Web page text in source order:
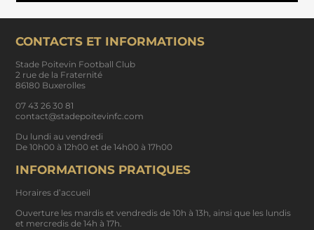
CONTACTS ET INFORMATIONS
Stade Poitevin Football Club
2 rue de la Fraternité
86180 Buxerolles
07 43 26 30 81
contact@stadepoitevinfc.com
Du lundi au vendredi
De 10h00 à 12h00 et de 14h00 à 17h00
INFORMATIONS PRATIQUES
Horaires d’accueil
Ouverture les mardis et vendredis de 10h à 13h, ainsi que les lundis
et mercredis de 14h à 17h.